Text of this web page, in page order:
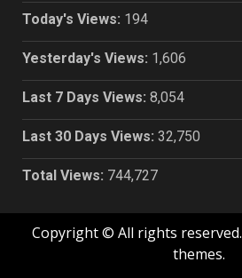
Today's Views: 194
Yesterday's Views: 1,606
Last 7 Days Views: 8,054
Last 30 Days Views: 32,750
Total Views: 744,727
Copyright © All rights reserved.
themes.